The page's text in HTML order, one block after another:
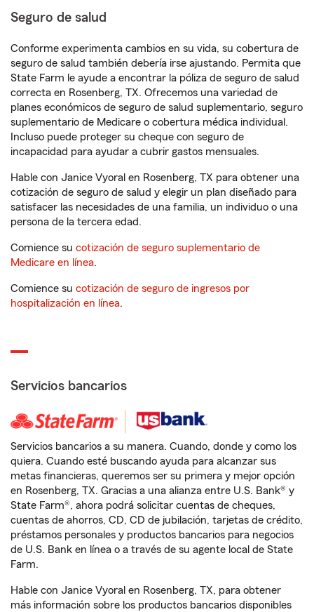
Seguro de salud
Conforme experimenta cambios en su vida, su cobertura de
seguro de salud también debería irse ajustando. Permita que
State Farm le ayude a encontrar la póliza de seguro de salud
correcta en Rosenberg, TX. Ofrecemos una variedad de
planes económicos de seguro de salud suplementario, seguro
suplementario de Medicare o cobertura médica individual.
Incluso puede proteger su cheque con seguro de
incapacidad para ayudar a cubrir gastos mensuales.
Hable con Janice Vyoral en Rosenberg, TX para obtener una
cotización de seguro de salud y elegir un plan diseñado para
satisfacer las necesidades de una familia, un individuo o una
persona de la tercera edad.
Comience su cotización de seguro suplementario de
Medicare en línea.
Comience su cotización de seguro de ingresos por
hospitalización en línea.
Servicios bancarios
Servicios bancarios a su manera. Cuando, donde y como los
quiera. Cuando esté buscando ayuda para alcanzar sus
metas financieras, queremos ser su primera y mejor opción
en Rosenberg, TX. Gracias a una alianza entre U.S. Bank® y
State Farm®, ahora podrá solicitar cuentas de cheques,
cuentas de ahorros, CD, CD de jubilación, tarjetas de crédito,
préstamos personales y productos bancarios para negocios
de U.S. Bank en línea o a través de su agente local de State
Farm.
Hable con Janice Vyoral en Rosenberg, TX, para obtener
más información sobre los productos bancarios disponibles